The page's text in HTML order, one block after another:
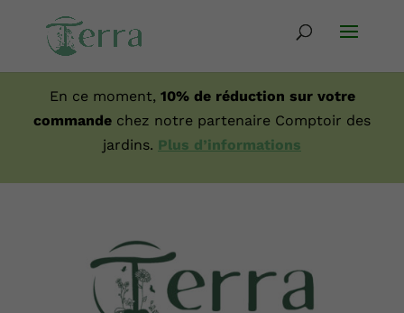
En ce moment, 10% de réduction sur votre
commande chez notre partenaire Comptoir des
jardins. Plus d’informations